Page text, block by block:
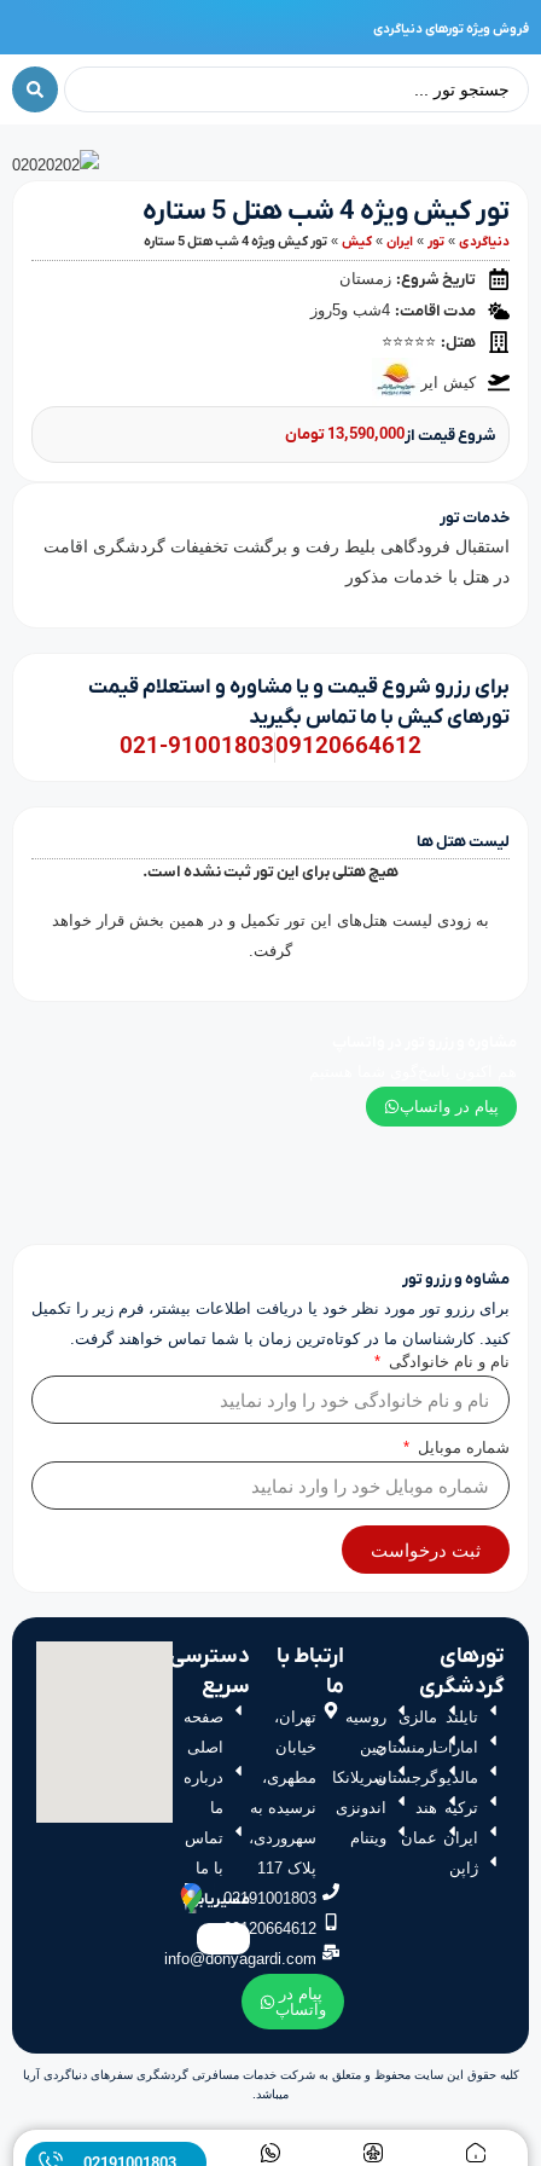
فروش ویژه تورهای دنیاگردی
تور کیش ویژه 4 شب هتل 5 ستاره
دنیا‌گردی » تور » ایران » کیش » تور کیش ویژه 4 شب هتل 5 ستاره
تاریخ شروع: زمستان
مدت اقامت:
هتل: ⭐⭐⭐⭐⭐
کیش ایر
شروع قیمت از13,590,000 تومان
خدمات تور
استقبال فرودگاهی بلیط رفت و برگشت تخفیفات گردشگری اقامت
در هتل با خدمات مذکور
برای رزرو شروع قیمت و یا مشاوره و استعلام قیمت
تورهای کیش با ما تماس بگیرید
09120664612
021-91001803
لیست هتل ها
هیچ هتلی برای این تور ثبت نشده است.
به زودی لیست هتل‌های این تور تکمیل و در همین بخش قرار خواهد
گرفت.
پیام در واتساپ
مشاوه و رزرو تور
برای رزرو تور مورد نظر خود یا دریافت اطلاعات بیشتر، فرم زیر را تکمیل
کنید. کارشناسان ما در کوتاه‌ترین زمان با شما تماس خواهند گرفت.
نام و نام خانوادگی
شماره موبایل
ثبت درخواست
ارتباط با
ما
تهران،
خیابان
مطهری،
نرسیده به
سهروردی،
پلاک 117
02191001803
09120664612
info@donyagardi.com
پیام در
واتساپ
دسترسی
سریع
صفحه
اصلی
درباره
ما
تماس
با ما
مسیریابی:
تورهای
گردشگری
تایلند
امارات
مالدیو
ترکیه
ایران
ژاپن
مالزی
ارمنستان
گرجستان
هند
عمان
روسیه
چین
سریلانکا
اندونزی
ویتنام
کلیه حقوق این سایت محفوظ و متعلق به شرکت خدمات مسافرتی گردشگری سفرهای دنیاگردی آریا
میباشد.